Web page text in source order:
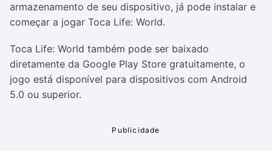
armazenamento de seu dispositivo, já pode instalar e
começar a jogar Toca Life: World.
Toca Life: World também pode ser baixado
diretamente da Google Play Store gratuitamente, o
jogo está disponível para dispositivos com Android
5.0 ou superior.